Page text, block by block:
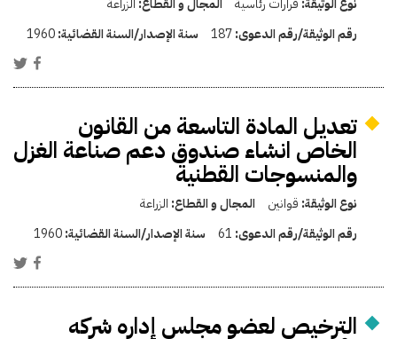
رقم الوثيقة/رقم الدعوى:187 سنة الإصدار/السنة القضائية:1960
تعديل المادة التاسعة من القانون
الخاص انشاء صندوق دعم صناعة الغزل
والمنسوجات القطنية
نوع الوثيقة: قوانين المجال و القطاع: الزراعة
رقم الوثيقة/رقم الدعوى: 61 سنة الإصدار/السنة القضائية:1960
الترخيص لعضو مجلس إداره شركه